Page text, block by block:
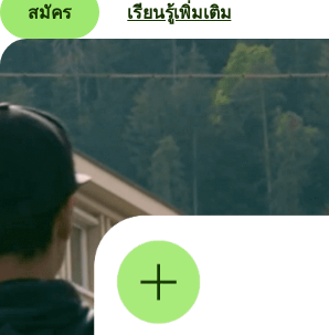
สมัคร เรียนรู้เพิ่มเติม